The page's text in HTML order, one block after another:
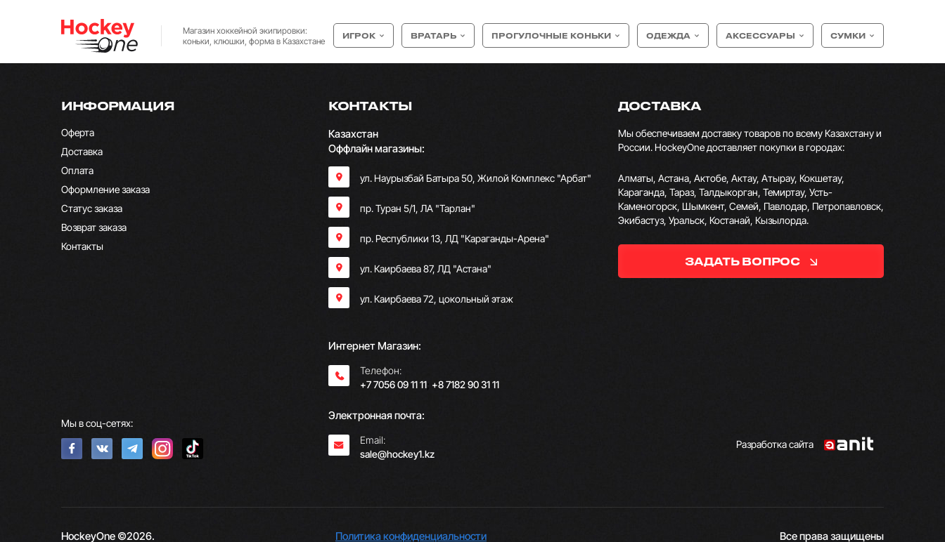
Магазин хоккейной экипировки:
коньки, клюшки, форма в Казахстане
ИГРОК ВРАТАРЬ ПРОГУЛОЧНЫЕ КОНЬКИ ОДЕЖДА АКСЕССУАРЫ СУМКИ
ИНФОРМАЦИЯ
Оферта
Доставка
Оплата
Оформление заказа
Статус заказа
Возврат заказа
Контакты
Мы в соц-сетях:
КОНТАКТЫ
Казахстан
Оффлайн магазины:
ул. Наурызбай Батыра 50, Жилой Комплекс "Арбат"
пр. Туран 5/1, ЛА "Тарлан"
пр. Республики 13, ​ЛД "Караганды-Арена"
ул. Каирбаева 87, ЛД "Астана"
ул. Каирбаева 72, цокольный этаж
Интернет Магазин:
Телефон:
+7 7056 09 11 11; +8 7182 90 31 11
Электронная почта:
Email:
sale@hockey1.kz
ДОСТАВКА
Мы обеспечиваем доставку товаров по всему Казахстану и
России. HockeyOne доставляет покупки в городах:
Алматы, Астана, Актобе, Актау, Атырау, Кокшетау,
Караганда, Тараз, Талдыкорган, Темиртау, Усть-
Каменогорск, Шымкент, Семей, Павлодар, Петропавловск,
Экибастуз, Уральск, Костанай, Кызылорда.
ЗАДАТЬ ВОПРОС
Разработка сайта
HockeyOne ©2026. Политика конфиденциальности Все права защищены